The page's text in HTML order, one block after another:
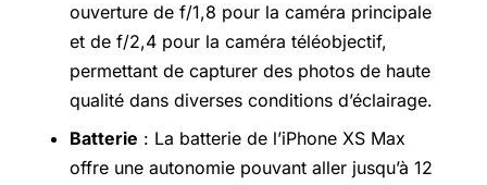
ouverture de f/1,8 pour la caméra principale
et de f/2,4 pour la caméra téléobjectif,
permettant de capturer des photos de haute
qualité dans diverses conditions d’éclairage.
Batterie : La batterie de l’iPhone XS Max
offre une autonomie pouvant aller jusqu’à 12